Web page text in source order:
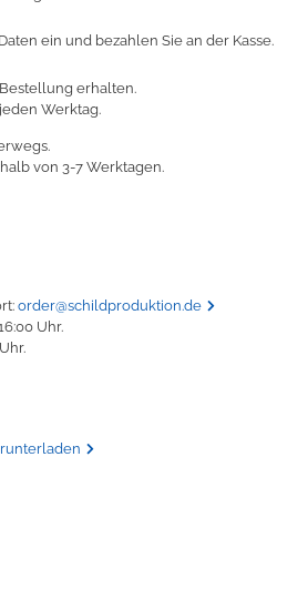
ein und bezahlen Sie an der Kasse.
erhalten.
Werktag.
von 3-7 Werktagen.
order@schildproduktion.de
Uhr.